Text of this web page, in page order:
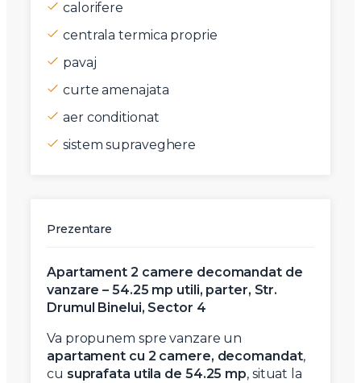
calorifere
centrala termica proprie
pavaj
curte amenajata
aer conditionat
sistem supraveghere
Prezentare
Apartament 2 camere decomandat de
vanzare – 54.25 mp utili, parter, Str.
Drumul Binelui, Sector 4
Va propunem spre vanzare un
apartament cu 2 camere, decomandat,
cu suprafata utila de 54.25 mp, situat la